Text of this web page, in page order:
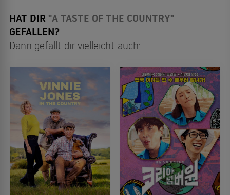
HAT DIR "A TASTE OF THE COUNTRY"
GEFALLEN?
Dann gefällt dir vielleicht auch: